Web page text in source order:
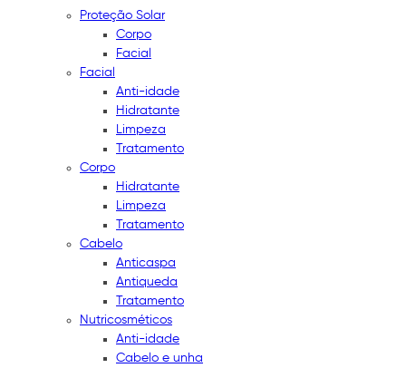
Proteção Solar
Corpo
Facial
Facial
Anti-idade
Hidratante
Limpeza
Tratamento
Corpo
Hidratante
Limpeza
Tratamento
Cabelo
Anticaspa
Antiqueda
Tratamento
Nutricosméticos
Anti-idade
Cabelo e unha